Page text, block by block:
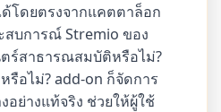
โดยตรงจากแคตตาล็อก
บการณ์ Stremio ของ
ร์สาธารณสมบัติหรือไม่?
รือไม่? add-on ก็จัดการ
ย่างแท้จริง ช่วยให้ผู้ใช้